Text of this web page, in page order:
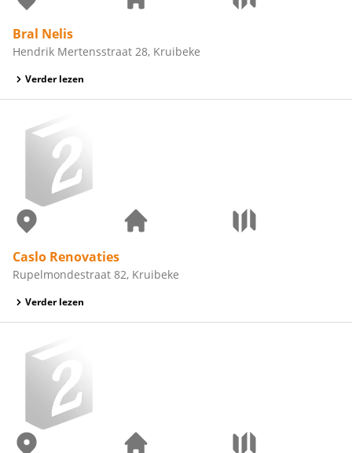
Bral Nelis
Hendrik Mertensstraat 28, Kruibeke
Verder lezen
Caslo Renovaties
Rupelmondestraat 82, Kruibeke
Verder lezen